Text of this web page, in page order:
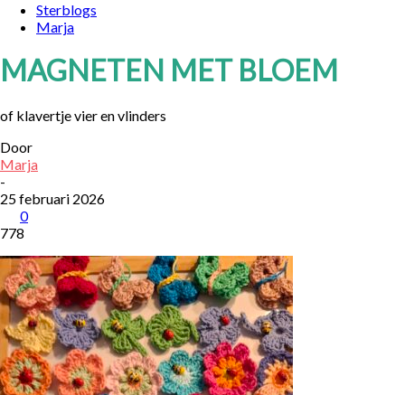
Sterblogs
Marja
MAGNETEN MET BLOEM
of klavertje vier en vlinders
Door
Marja
-
25 februari 2026
0
778